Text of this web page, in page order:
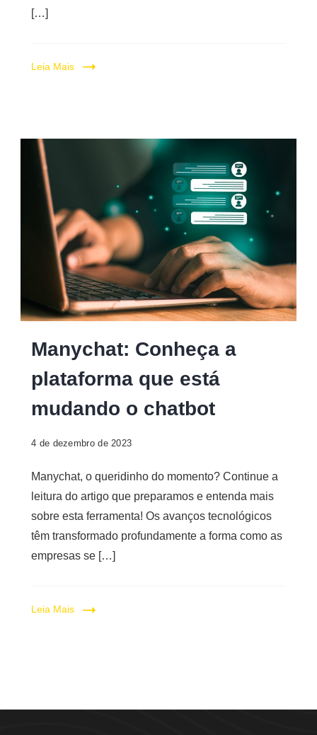
[…]
Leia Mais
Manychat: Conheça a
plataforma que está
mudando o chatbot
4 de dezembro de 2023
Manychat, o queridinho do momento? Continue a
leitura do artigo que preparamos e entenda mais
sobre esta ferramenta! Os avanços tecnológicos
têm transformado profundamente a forma como as
empresas se […]
Leia Mais